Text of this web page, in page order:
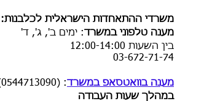
​משרדי ההתאחדות הישראלית לכלבנות:
מענה טלפוני במשרד: ימים ב', ג', ד'
בין השעות 12:00-14:00
03-672-71-74
מענה בוואטסאפ במשרד: (0544713090)
במהלך שעות העבודה